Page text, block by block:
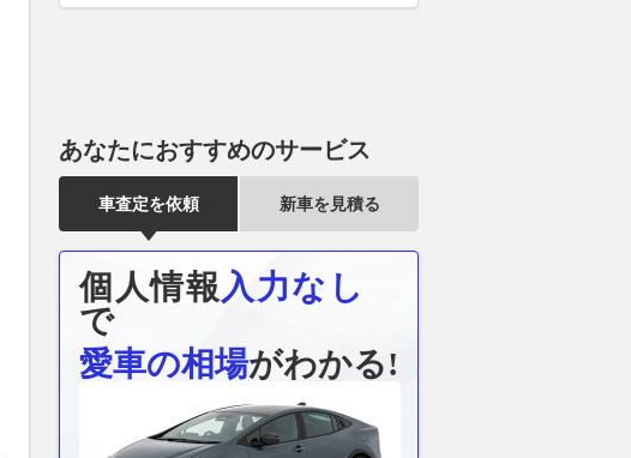
あなたにおすすめのサービス
車査定を依頼 新車を見積る
個人情報 入力なし
で
愛車の相場がわかる!